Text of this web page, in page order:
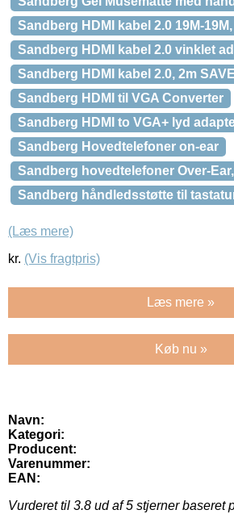
Sandberg HDMI kabel 2.0 19M-
Sandberg HDMI kabel 2.0 vinklet
Sandberg HDMI kabel 2.0, 2m
Sandberg HDMI til VGA Converter
Sandberg HDMI to VGA+ lyd
Sandberg Hovedtelefoner on-ear
Sandberg hovedtelefoner Over-
Sandberg håndledsstøtte til
(Læs mere)
kr. (Vis fragtpris)
Læs mere »
Køb nu »
Navn:
Kategori:
Producent:
Varenummer:
EAN:
Vurderet til 3.8 ud af 5 stjerner baseret